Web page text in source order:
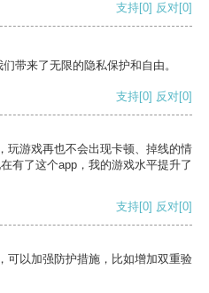
支持[0] 反对[0]
带来了无限的隐私保护和自由。
支持[0] 反对[0]
玩游戏再也不会出现卡顿、掉线的情
有了这个app，我的游戏水平提升了
支持[0] 反对[0]
可以加强防护措施，比如增加双重验